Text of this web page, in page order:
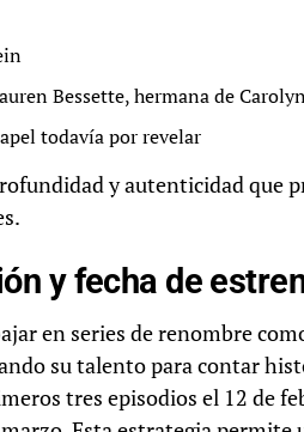
Bessette, hermana de
todavía por revelar
y autenticidad que
y fecha de
en series de renombre
su talento para contar
tres episodios el 12 de